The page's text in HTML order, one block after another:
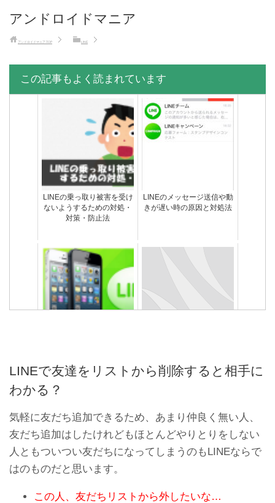
アンドロイドマニア
アンドロイドマニア TOP LINE
この記事もよく読まれています
LINEの乗っ取り被害を受け
ないようするための対処・
対策・防止法
LINEのメッセージ送信や動
きが遅い時の原因と対処法
法
因と対処法まとめ
【悪用厳禁】LINE機内モー
LINEトークの迷惑メッセー
LINEで友達をリストから削除すると相手に
わかる？
気軽に友だち追加できるため、あまり仲良く無い人、
友だち追加はしたけれどもほとんどやりとりをしない
人ともついつい友だちになってしまうのもLINEならで
はのものだと思います。
この人、友だちリストから外したいな…